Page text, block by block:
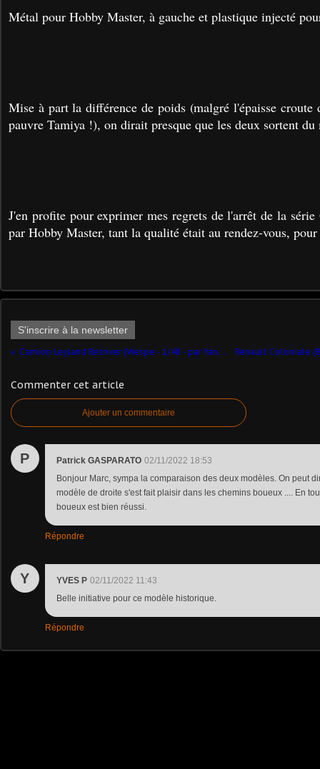
Métal pour Hobby Master, à gauche et plastique injecté
Mise à part la différence de poids (malgré l'épaisse croute
pauvre Tamiya !), on dirait presque que les deux sortent du
J'en profite pour exprimer mes regrets de l'arrêt de la
par Hobby Master, tant la qualité était au rendez-vous,
S'inscrire à la newsletter
Camion Leyland Retriver (Wespe - 1/48 - par Yann B.) ​
Commenter cet article
Ajouter un commentaire
P Patrick GASPARATO 02/11/2022 18:53
Bonjour Marc, sympa la comparaison des deux modèles. On peut
modèle de droite s'est fait plaisir dans les chemins boueux .... En
boueux est bien réussi.
Répondre
Y YVES P 02/11/2022 11:43
Belle initiative pour ce modèle historique.
Répondre